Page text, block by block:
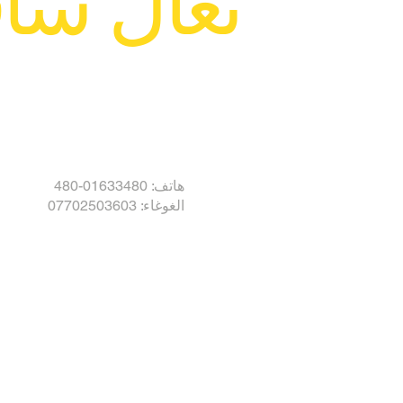
هاتف: 01633480-480
الغوغاء: 07702503603